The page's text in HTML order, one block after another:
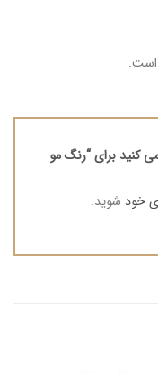
است.
کنید برای “رنگ مو
خود شوید.